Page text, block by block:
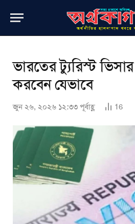
ভারতের ট্যুরিস্ট
করবেন যেভাবে
জুন ২৬, ২০২৬ ১২:৩৩ পূর্বাহ্ণ 16